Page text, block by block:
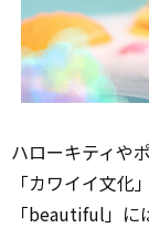
ハローキティや
「カワイイ文
「beautiful」に